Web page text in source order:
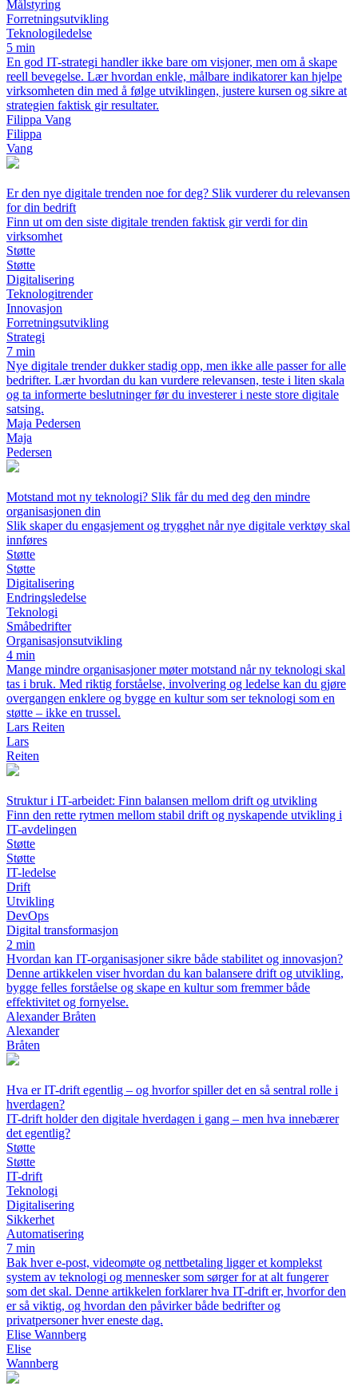
Målstyring
Forretningsutvikling
Teknologiledelse
5 min
En god IT-strategi handler ikke bare om visjoner, men om å skape
reell bevegelse. Lær hvordan enkle, målbare indikatorer kan hjelpe
virksomheten din med å følge utviklingen, justere kursen og sikre at
strategien faktisk gir resultater.
Filippa Vang
Filippa
Vang
Er den nye digitale trenden noe for deg? Slik vurderer du relevansen
for din bedrift
Finn ut om den siste digitale trenden faktisk gir verdi for din
virksomhet
Støtte
Støtte
Digitalisering
Teknologitrender
Innovasjon
Forretningsutvikling
Strategi
7 min
Nye digitale trender dukker stadig opp, men ikke alle passer for alle
bedrifter. Lær hvordan du kan vurdere relevansen, teste i liten skala
og ta informerte beslutninger før du investerer i neste store digitale
satsing.
Maja Pedersen
Maja
Pedersen
Motstand mot ny teknologi? Slik får du med deg den mindre
organisasjonen din
Slik skaper du engasjement og trygghet når nye digitale verktøy skal
innføres
Støtte
Støtte
Digitalisering
Endringsledelse
Teknologi
Småbedrifter
Organisasjonsutvikling
4 min
Mange mindre organisasjoner møter motstand når ny teknologi skal
tas i bruk. Med riktig forståelse, involvering og ledelse kan du gjøre
overgangen enklere og bygge en kultur som ser teknologi som en
støtte – ikke en trussel.
Lars Reiten
Lars
Reiten
Struktur i IT-arbeidet: Finn balansen mellom drift og utvikling
Finn den rette rytmen mellom stabil drift og nyskapende utvikling i
IT-avdelingen
Støtte
Støtte
IT-ledelse
Drift
Utvikling
DevOps
Digital transformasjon
2 min
Hvordan kan IT-organisasjoner sikre både stabilitet og innovasjon?
Denne artikkelen viser hvordan du kan balansere drift og utvikling,
bygge felles forståelse og skape en kultur som fremmer både
effektivitet og fornyelse.
Alexander Bråten
Alexander
Bråten
Hva er IT-drift egentlig – og hvorfor spiller det en så sentral rolle i
hverdagen?
IT-drift holder den digitale hverdagen i gang – men hva innebærer
det egentlig?
Støtte
Støtte
IT-drift
Teknologi
Digitalisering
Sikkerhet
Automatisering
7 min
Bak hver e-post, videomøte og nettbetaling ligger et komplekst
system av teknologi og mennesker som sørger for at alt fungerer
som det skal. Denne artikkelen forklarer hva IT-drift er, hvorfor den
er så viktig, og hvordan den påvirker både bedrifter og
privatpersoner hver eneste dag.
Elise Wannberg
Elise
Wannberg